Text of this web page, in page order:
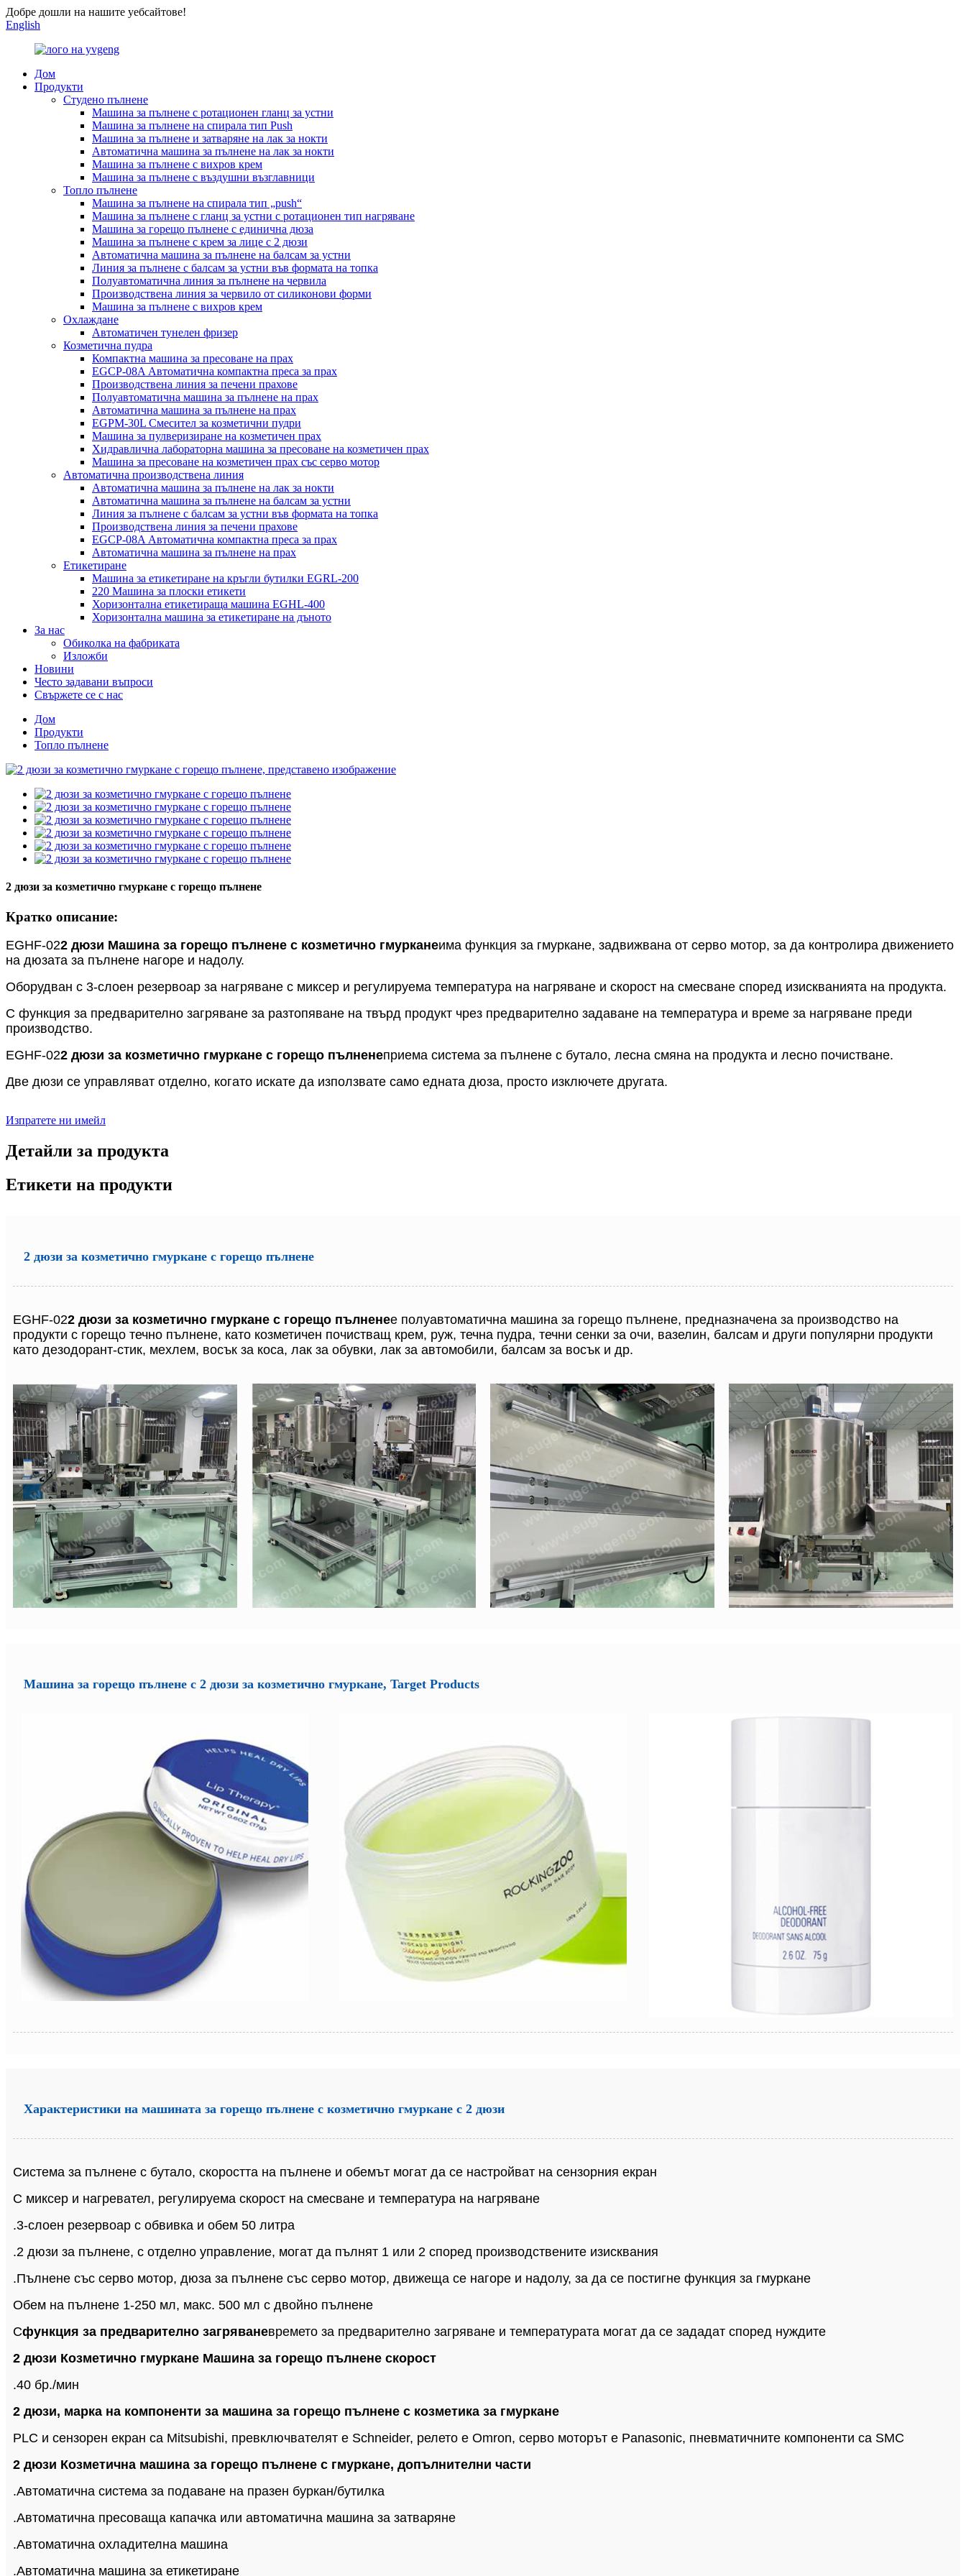
Добре дошли на нашите уебсайтове!
English
Дом
Продукти
Студено пълнене
Машина за пълнене с ротационен гланц за устни
Машина за пълнене на спирала тип Push
Машина за пълнене и затваряне на лак за нокти
Автоматична машина за пълнене на лак за нокти
Машина за пълнене с вихров крем
Машина за пълнене с въздушни възглавници
Топло пълнене
Машина за пълнене на спирала тип „push“
Машина за пълнене с гланц за устни с ротационен тип нагряване
Машина за горещо пълнене с единична дюза
Машина за пълнене с крем за лице с 2 дюзи
Автоматична машина за пълнене на балсам за устни
Линия за пълнене с балсам за устни във формата на топка
Полуавтоматична линия за пълнене на червила
Производствена линия за червило от силиконови форми
Машина за пълнене с вихров крем
Охлаждане
Автоматичен тунелен фризер
Козметична пудра
Компактна машина за пресоване на прах
EGCP-08A Автоматична компактна преса за прах
Производствена линия за печени прахове
Полуавтоматична машина за пълнене на прах
Автоматична машина за пълнене на прах
EGPM-30L Смесител за козметични пудри
Машина за пулверизиране на козметичен прах
Хидравлична лабораторна машина за пресоване на козметичен прах
Машина за пресоване на козметичен прах със серво мотор
Автоматична производствена линия
Автоматична машина за пълнене на лак за нокти
Автоматична машина за пълнене на балсам за устни
Линия за пълнене с балсам за устни във формата на топка
Производствена линия за печени прахове
EGCP-08A Автоматична компактна преса за прах
Автоматична машина за пълнене на прах
Етикетиране
Машина за етикетиране на кръгли бутилки EGRL-200
220 Машина за плоски етикети
Хоризонтална етикетираща машина EGHL-400
Хоризонтална машина за етикетиране на дъното
За нас
Обиколка на фабриката
Изложби
Новини
Често задавани въпроси
Свържете се с нас
Дом
Продукти
Топло пълнене
2 дюзи за козметично гмуркане с горещо пълнене
Кратко описание:
EGHF-022 дюзи Машина за горещо пълнене с козметично гмурканеима функция за гмуркане, задвижвана от серво мотор, за да контролира движението
на дюзата за пълнене нагоре и надолу.
Оборудван с 3-слоен резервоар за нагряване с миксер и регулируема температура на нагряване и скорост на смесване според изискванията на продукта.
С функция за предварително загряване за разтопяване на твърд продукт чрез предварително задаване на температура и време за нагряване преди
производство.
EGHF-022 дюзи за козметично гмуркане с горещо пълненеприема система за пълнене с бутало, лесна смяна на продукта и лесно почистване.
Две дюзи се управляват отделно, когато искате да използвате само едната дюза, просто изключете другата.
Изпратете ни имейл
Детайли за продукта
Етикети на продукти
2 дюзи за козметично гмуркане с горещо пълнене
EGHF-022 дюзи за козметично гмуркане с горещо пълненее полуавтоматична машина за горещо пълнене, предназначена за производство на
продукти с горещо течно пълнене, като козметичен почистващ крем, руж, течна пудра, течни сенки за очи, вазелин, балсам и други популярни продукти
като дезодорант-стик, мехлем, восък за коса, лак за обувки, лак за автомобили, балсам за восък и др.
Машина за горещо пълнене с 2 дюзи за козметично гмуркане, Target Products
Характеристики на машината за горещо пълнене с козметично гмуркане с 2 дюзи
Система за пълнене с бутало, скоростта на пълнене и обемът могат да се настройват на сензорния екран
С миксер и нагревател, регулируема скорост на смесване и температура на нагряване
.3-слоен резервоар с обвивка и обем 50 литра
.2 дюзи за пълнене, с отделно управление, могат да пълнят 1 или 2 според производствените изисквания
.Пълнене със серво мотор, дюза за пълнене със серво мотор, движеща се нагоре и надолу, за да се постигне функция за гмуркане
Обем на пълнене 1-250 мл, макс. 500 мл с двойно пълнене
Сфункция за предварително загряваневремето за предварително загряване и температурата могат да се зададат според нуждите
2 дюзи Козметично гмуркане Машина за горещо пълнене скорост
.40 бр./мин
2 дюзи, марка на компоненти за машина за горещо пълнене с козметика за гмуркане
PLC и сензорен екран са Mitsubishi, превключвателят е Schneider, релето е Omron, серво моторът е Panasonic, пневматичните компоненти са SMC
2 дюзи Козметична машина за горещо пълнене с гмуркане, допълнителни части
.Автоматична система за подаване на празен буркан/бутилка
.Автоматична пресоваща капачка или автоматична машина за затваряне
.Автоматична охладителна машина
.Автоматична машина за етикетиране